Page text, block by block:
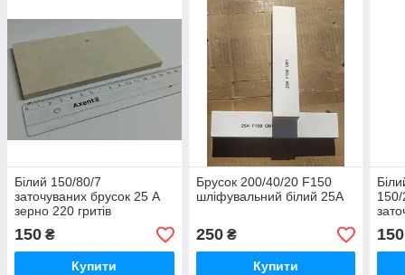
Білий 150/80/7
заточуваних брусок 25 А
зерно 220 гритів
150 ₴
Купити
Брусок 200/40/20 F150
шліфувальний білий 25А
250₴
Купити
150